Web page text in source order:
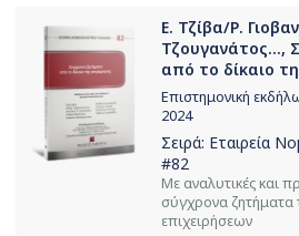
Ε. Τζίβα/Ρ.
Τζουγανάτος...,
από το δίκαιο
Επιστημονική
2024
Σειρά: Εταιρεία
#82
Με αναλυτικές και
σύγχρονα ζητήματα
επιχειρήσεων